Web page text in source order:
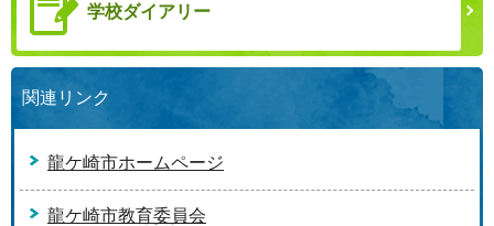
学校ダイアリー
関連リンク
龍ケ崎市ホームページ
龍ケ崎市教育委員会